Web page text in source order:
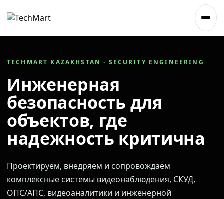
TECHMART KAZAKHSTAN · SECURITY ENGINEERING
Инженерная
безопасность для
объектов, где
надежность критична
Проектируем, внедряем и сопровождаем
комплексные системы видеонаблюдения, СКУД,
ОПС/АПС, видеоаналитики и инженерной